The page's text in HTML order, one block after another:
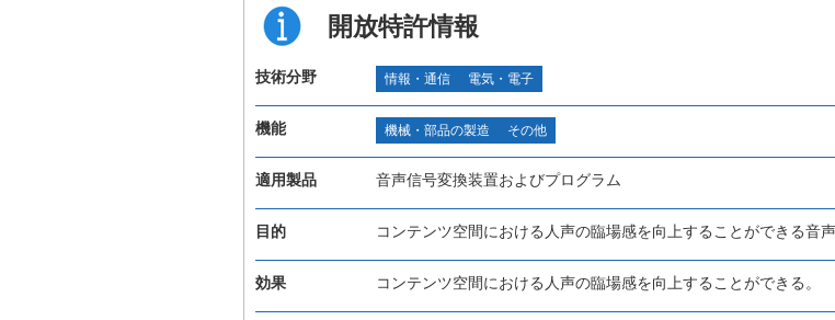
開放特許情報
技術分野 情報・通信 電気・電子
機能 機械・部品の製造 その他
適用製品 音声信号変換装置およびプログラム
目的 コンテンツ空間における人声の臨場感を向上することができる音
効果 コンテンツ空間における人声の臨場感を向上することができる。